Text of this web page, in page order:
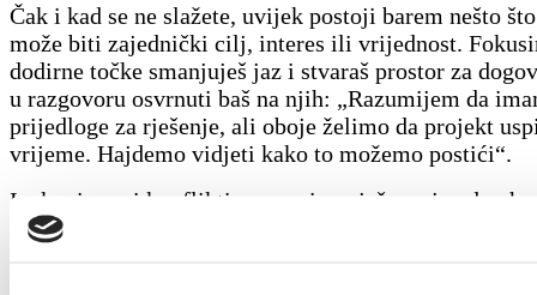
Čak i kad se ne slažete, uvijek postoji barem nešto
može biti zajednički cilj, interes ili vrijednost.
dodirne točke smanjuješ jaz i stvaraš prostor za
u razgovoru osvrnuti baš na njih: „Razumijem da
prijedloge za rješenje, ali oboje želimo da projekt
vrijeme. Hajdemo vidjeti kako to možemo postići“.
Ipak, nisu svi konflikti spremni za rješavanje odmah.
rasprava ide u krivom smjeru, bolje je predložiti